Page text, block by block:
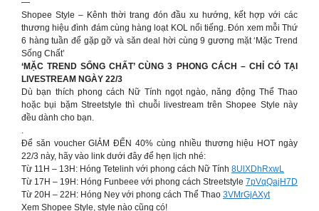
—
Shopee Style – Kênh thời trang đón đầu xu hướng, kết hợp với các
thương hiệu đình đám cùng hàng loạt KOL nổi tiếng. Đón xem mỗi Thứ
6 hàng tuần để gặp gỡ và săn deal hời cùng 9 gương mặt ‘Mặc Trend
Sống Chất’
‘MẶC TREND SỐNG CHẤT’ CÙNG 3 PHONG CÁCH – CHỈ CÓ TẠI
LIVESTREAM NGÀY 22/3
Dù bạn thích phong cách Nữ Tính ngọt ngào, năng động Thể Thao
hoặc bụi bặm Streetstyle thì chuỗi livestream trên Shopee Style này
đều dành cho bạn.
.
Để săn voucher GIẢM ĐẾN 40% cùng nhiều thương hiệu HOT ngày
22/3 này, hãy vào link dưới đây để hẹn lịch nhé:
Từ 11H – 13H: Hóng Tetelinh với phong cách Nữ Tính 8UlXDhRxwL
Từ 17H – 19H: Hóng Funbeee với phong cách Streetstyle 7pVqQajH7D
Từ 20H – 22H: Hóng Ney với phong cách Thể Thao 3VMrGjAXyt
Xem Shopee Style, style nào cũng có!